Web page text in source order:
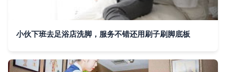
小伙下班去足浴店洗脚，服务不错还用刷子刷脚底板